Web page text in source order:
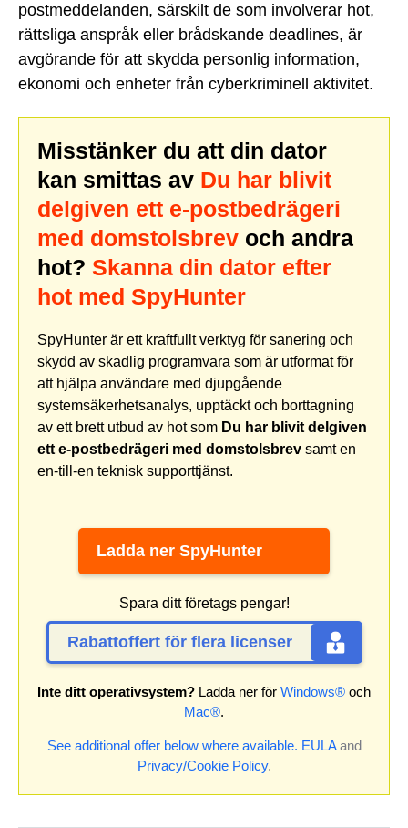
postmeddelanden, särskilt de som involverar hot,
rättsliga anspråk eller brådskande deadlines, är
avgörande för att skydda personlig information,
ekonomi och enheter från cyberkriminell aktivitet.
Misstänker du att din dator
kan smittas av Du har blivit
delgiven ett e-postbedrägeri
med domstolsbrev och andra
hot? Skanna din dator efter
hot med SpyHunter
SpyHunter är ett kraftfullt verktyg för sanering och
skydd av skadlig programvara som är utformat för
att hjälpa användare med djupgående
systemsäkerhetsanalys, upptäckt och borttagning
av ett brett utbud av hot som Du har blivit delgiven
ett e-postbedrägeri med domstolsbrev samt en
en-till-en teknisk supporttjänst.
Ladda ner SpyHunter
Spara ditt företags pengar!
Rabattoffert för flera licenser
Inte ditt operativsystem? Ladda ner för Windows® och
Mac®.
See additional offer below where available. EULAand
Privacy/Cookie Policy.